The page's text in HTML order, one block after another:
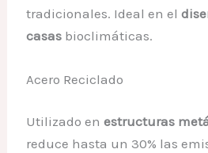
tradicionales. Ideal en el
casas bioclimáticas.
Acero Reciclado
Utilizado enestructuras
reduce hasta un 30% las